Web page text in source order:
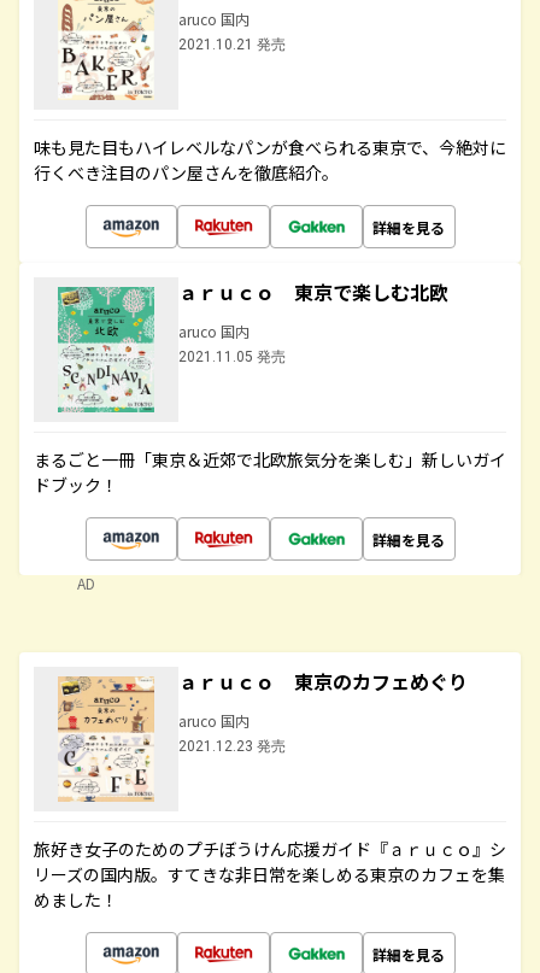
aruco 国内
2021.10.21 発売
味も見た目もハイレベルなパンが食べられる東京で、今絶対に
行くべき注目のパン屋さんを徹底紹介。
詳細を見る
ａｒｕｃｏ 東京で楽しむ北欧
aruco 国内
2021.11.05 発売
まるごと一冊「東京＆近郊で北欧旅気分を楽しむ」新しいガイ
ドブック！
詳細を見る
AD
ａｒｕｃｏ 東京のカフェめぐり
aruco 国内
2021.12.23 発売
旅好き女子のためのプチぼうけん応援ガイド『ａｒｕｃｏ』シ
リーズの国内版。すてきな非日常を楽しめる東京のカフェを集
めました！
詳細を見る